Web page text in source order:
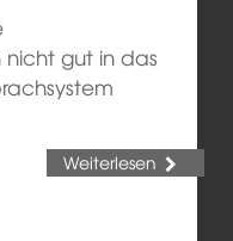
nicht gut in das
Weiterlesen